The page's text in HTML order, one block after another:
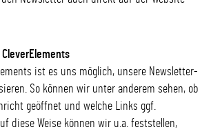
ist es uns möglich, unsere Newsletter-
So können wir unter anderem sehen, ob
geöffnet und welche Links ggf.
diese Weise können wir u.a. feststellen,